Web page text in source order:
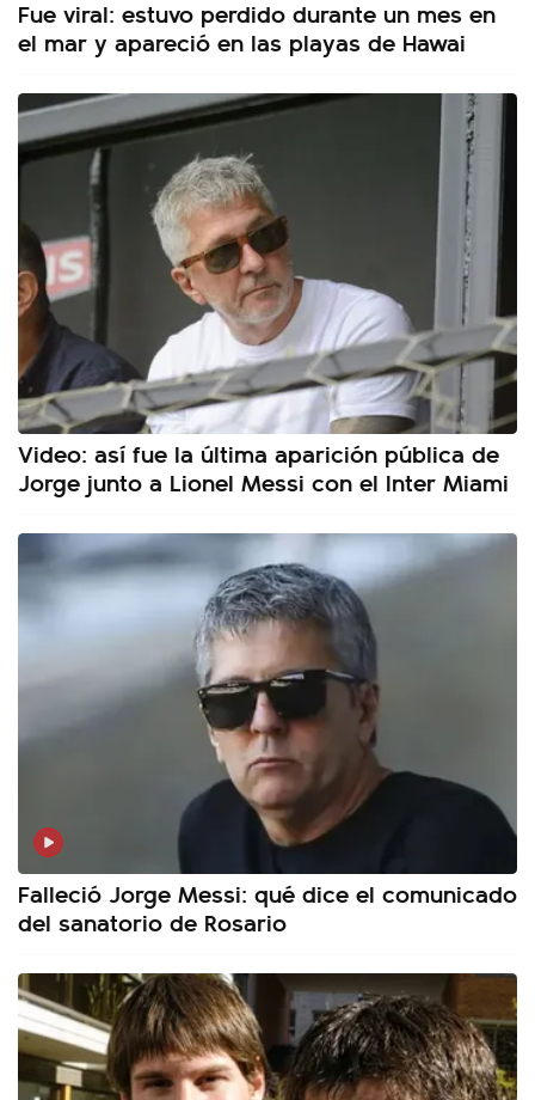
Fue viral: estuvo perdido durante un mes en
el mar y apareció en las playas de Hawai
Video: así fue la última aparición pública de
Jorge junto a Lionel Messi con el Inter Miami
Falleció Jorge Messi: qué dice el comunicado
del sanatorio de Rosario